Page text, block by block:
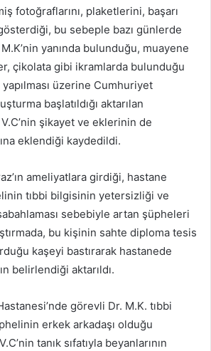
fotoğraflarını, plaketlerini, başarı
bu sebeple bazı günlerde
yanında bulunduğu, muayene
çikolata gibi ikramlarda bulunduğu
üzerine Cumhuriyet
başlatıldığı aktarılan
şikayet ve eklerinin de
eklendiği kaydedildi.
ameliyatlara girdiği, hastane
tıbbi bilgisinin yetersizliği ve
sebebiyle artan şüpheleri
bu kişinin sahte diploma tesis
kaşeyi bastırarak hastanede
belirlendiği aktarıldı.
görevli Dr. M.K. tıbbi
erkek arkadaşı olduğu
tanık sıfatıyla beyanlarının